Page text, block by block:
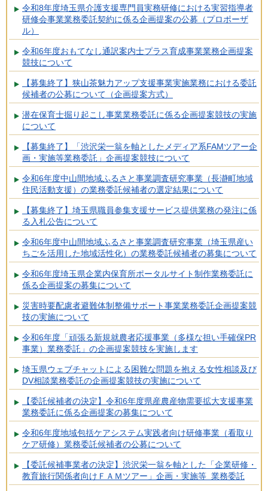
令和8年度埼玉県介護支援専門員実務研修における実習指導者
研修会事業業務委託契約に係る企画提案の公募（プロポーザ
ル）
令和6年度おもてなし通訳案内士プラス育成事業業務企画提案
競技について
【募集終了】狭山茶魅力アップ支援事業実施業務における委託
候補者の公募について（企画提案方式）
潜在保育士掘り起こし事業業務委託に係る企画提案競技の実施
について
【募集終了】「渋沢栄一翁を軸としたメディア系FAMツアー企
画・実施等業務委託」企画提案競技について
令和6年度中山間地域ふるさと事業調査研究事業（長瀞町地域
住民活動支援）の業務委託候補者の選定結果について
【募集終了】埼玉県職員参集支援サービス提供業務の発注に係
る入札公告について
令和6年度中山間地域ふるさと事業調査研究事業（埼玉県産い
ちごを活用した地域活性化）の業務委託候補者の募集について
令和6年度埼玉県企業内保育所ポータルサイト制作業務委託に
係る企画提案の募集について
災害時要配慮者避難体制整備サポート事業業務委託企画提案競
技の実施について
令和6年度「頑張る新規就農者応援事業（多様な担い手確保PR
事業）業務委託」の企画提案競技を実施します
埼玉県ウェブチャットによる困難な問題を抱える女性相談及び
DV相談業務委託の企画提案競技の実施について
【委託候補者の決定】令和6年度県産農産物需要拡大支援事業
業務委託に係る企画提案の募集について
令和6年度地域包括ケアシステム実践者向け研修事業（看取り
ケア研修）業務委託候補者の公募について
【委託候補事業者の決定】渋沢栄一翁を軸とした「企業研修・
教育旅行関係者向けＦＡＭツアー」企画・実施等 業務委託